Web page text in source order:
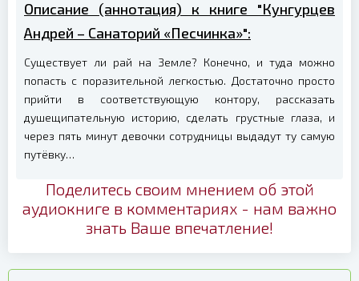
Описание (аннотация) к книге "Кунгурцев
Андрей – Санаторий «Песчинка»":
Существует ли рай на Земле? Конечно, и туда можно
попасть с поразительной легкостью. Достаточно просто
прийти в соответствующую контору, рассказать
душещипательную историю, сделать грустные глаза, и
через пять минут девочки сотрудницы выдадут ту самую
путёвку…
Поделитесь своим мнением об этой
аудиокниге в комментариях - нам важно
знать Ваше впечатление!